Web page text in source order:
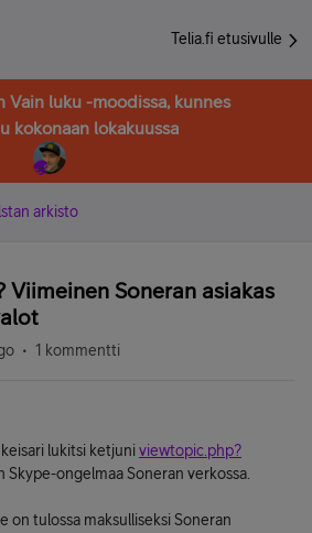
Telia.fi etusivulle
Vain luku -moodissa, kunnes
kokonaan lokakuussa
arkisto
Viimeinen Soneran asiakas
1 kommentti
lukitsi ketjuniviewtopic.php?
Skype-ongelmaa Soneran verkossa.
on tulossa maksulliseksi Soneran